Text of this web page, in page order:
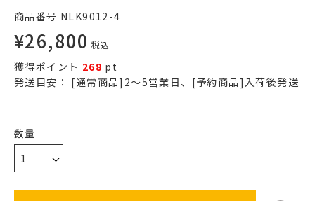
商品番号 NLK9012-4
¥26,800 税込
獲得ポイント 268 pt
発送目安： [通常商品]2～5営業日、[予約商品]入荷後発送